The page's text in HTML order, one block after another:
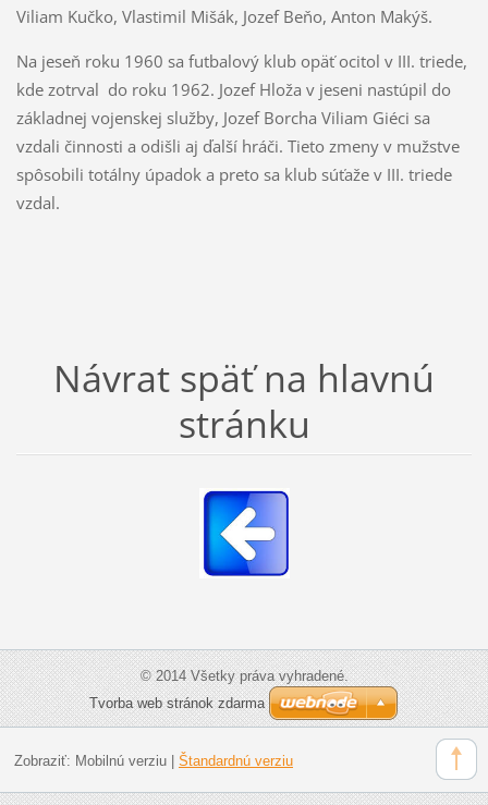
Viliam Kučko, Vlastimil Mišák, Jozef Beňo, Anton Makýš.
Na jeseň roku 1960 sa futbalový klub opäť ocitol v III. triede,
kde zotrval do roku 1962. Jozef Hloža v jeseni nastúpil do
základnej vojenskej služby, Jozef Borcha Viliam Giéci sa
vzdali činnosti a odišli aj ďalší hráči. Tieto zmeny v mužstve
spôsobili totálny úpadok a preto sa klub súťaže v III. triede
vzdal.
Návrat späť na hlavnú
stránku
© 2014 Všetky práva vyhradené.
Tvorba web stránok zdarma
Zobraziť: Mobilnú verziu| Štandardnú verziu